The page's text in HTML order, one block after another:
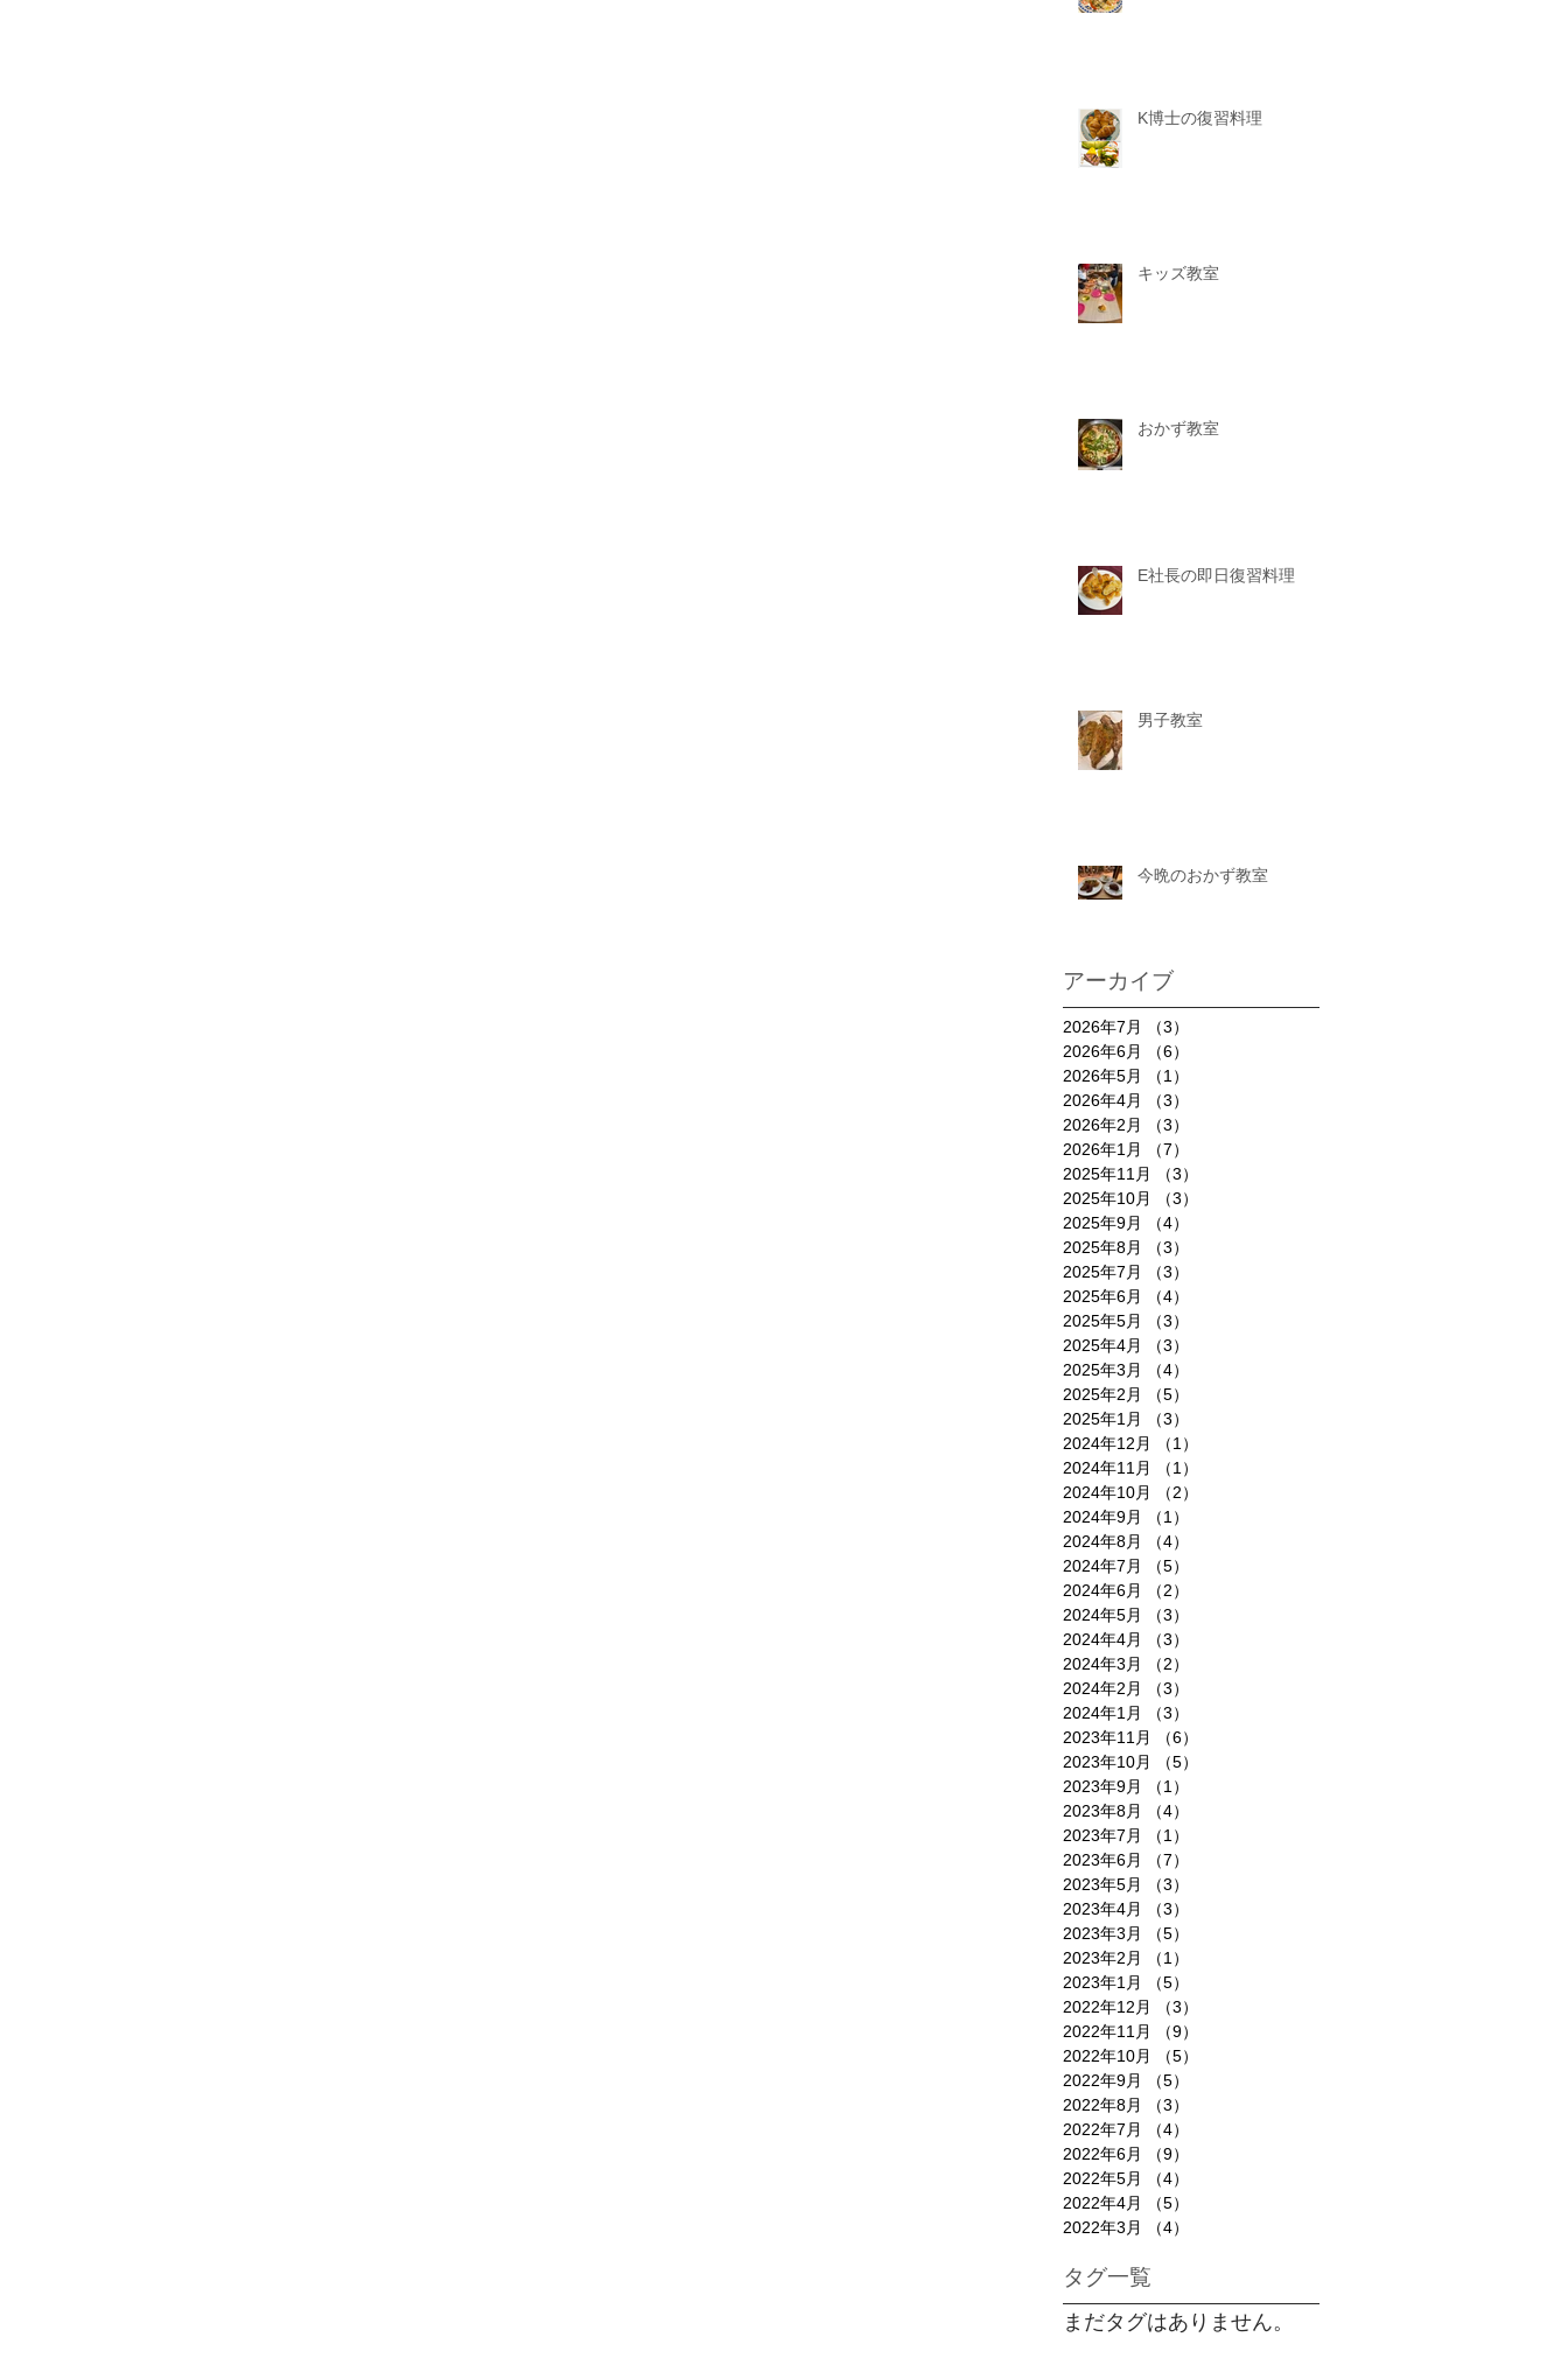
K博士の復習料理
キッズ教室
おかず教室
E社長の即日復習料理
男子教室
今晩のおかず教室
アーカイブ
2026年7月 （3）
2026年6月
（6）
2026年5月
（1）
2026年4月
（3）
2026年2月
（3）
2026年1月
（7）
2025年11月
（3）
2025年10月
（3）
2025年9月
（4）
2025年8月
（3）
2025年7月
（3）
2025年6月
（4）
2025年5月
（3）
2025年4月
（3）
2025年3月
（4）
2025年2月
（5）
2025年1月
（3）
2024年12月
（1）
2024年11月
（1）
2024年10月
（2）
2024年9月
（1）
2024年8月
（4）
2024年7月
（5）
2024年6月
（2）
2024年5月
（3）
2024年4月
（3）
2024年3月
（2）
2024年2月
（3）
2024年1月
（3）
2023年11月
（6）
2023年10月
（5）
2023年9月
（1）
2023年8月
（4）
2023年7月
（1）
2023年6月
（7）
2023年5月
（3）
2023年4月
（3）
2023年3月
（5）
2023年2月
（1）
2023年1月
（5）
2022年12月
（3）
2022年11月
（9）
2022年10月
（5）
2022年9月
（5）
2022年8月
（3）
2022年7月
（4）
2022年6月
（9）
2022年5月
（4）
2022年4月
（5）
2022年3月
（4）
タグ一覧
まだタグはありません。